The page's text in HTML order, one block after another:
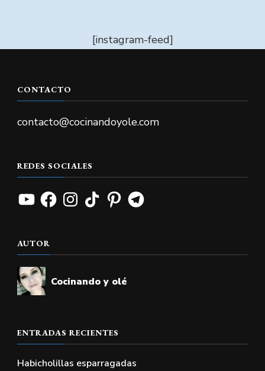
[instagram-feed]
CONTACTO
contacto@cocinandoyole.com
REDES SOCIALES
YouTubeFacebookInstagramTikTokPinterestTelegram
AUTOR
Cocinando y olé
ENTRADAS RECIENTES
Habicholillas esparragadas